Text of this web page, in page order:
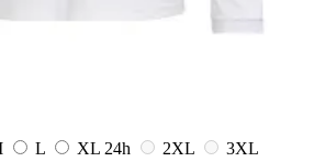
L XL 24h 2XL
3XL